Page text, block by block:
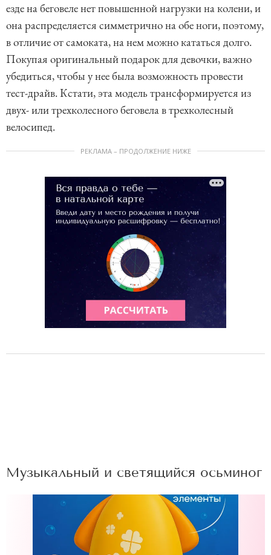
езде на беговеле нет повышенной нагрузки на колени, и
она распределяется симметрично на обе ноги, поэтому,
в отличие от самоката, на нем можно кататься долго.
Покупая оригинальный подарок для девочки, важно
убедиться, чтобы у нее была возможность провести
тест-драйв. Кстати, эта модель трансформируется из
двух- или трехколесного беговела в трехколесный
велосипед.
РЕКЛАМА – ПРОДОЛЖЕНИЕ НИЖЕ
Музыкальный и светящийся осьминог